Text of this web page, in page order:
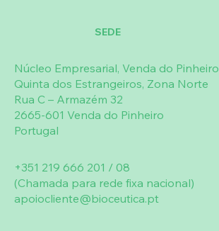
+351 219 666 201 / 08
(Chamada para rede fixa nacional)
apoiocliente@bioceutica.pt
Núcleo Empresarial, Venda do Pinheiro
Quinta dos Estrangeiros, Zona Norte
Rua C – Armazém 32
2665-601 Venda do Pinheiro
Portugal
SEDE